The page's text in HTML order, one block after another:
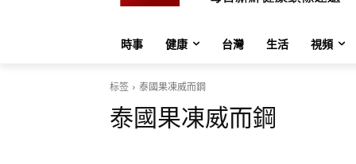
時事 健康 台灣 生活 視頻
标签 泰國果凍威而鋼
泰國果凍威而鋼